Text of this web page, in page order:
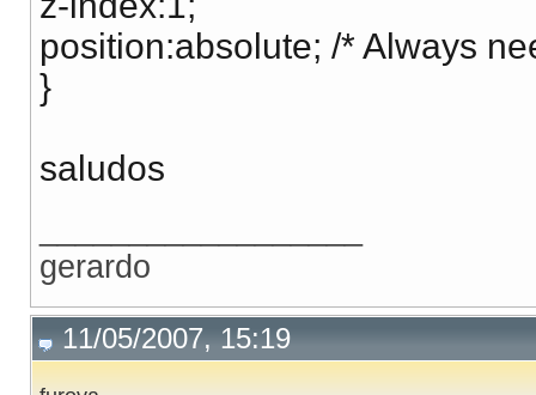
position:absolute; /* Always
}
saludos
gerardo
11/05/2007, 15:19